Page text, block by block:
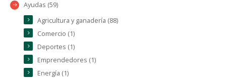
Ayudas (59)
Agricultura y ganadería (88)
Comercio (1)
Deportes (1)
Emprendedores (1)
Energía (1)